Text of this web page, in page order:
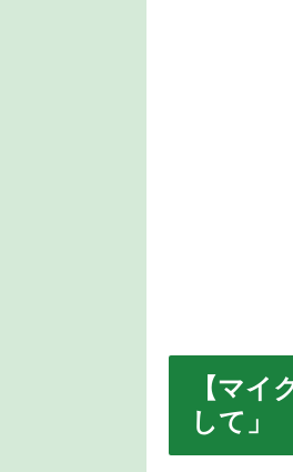
【マイ
して」